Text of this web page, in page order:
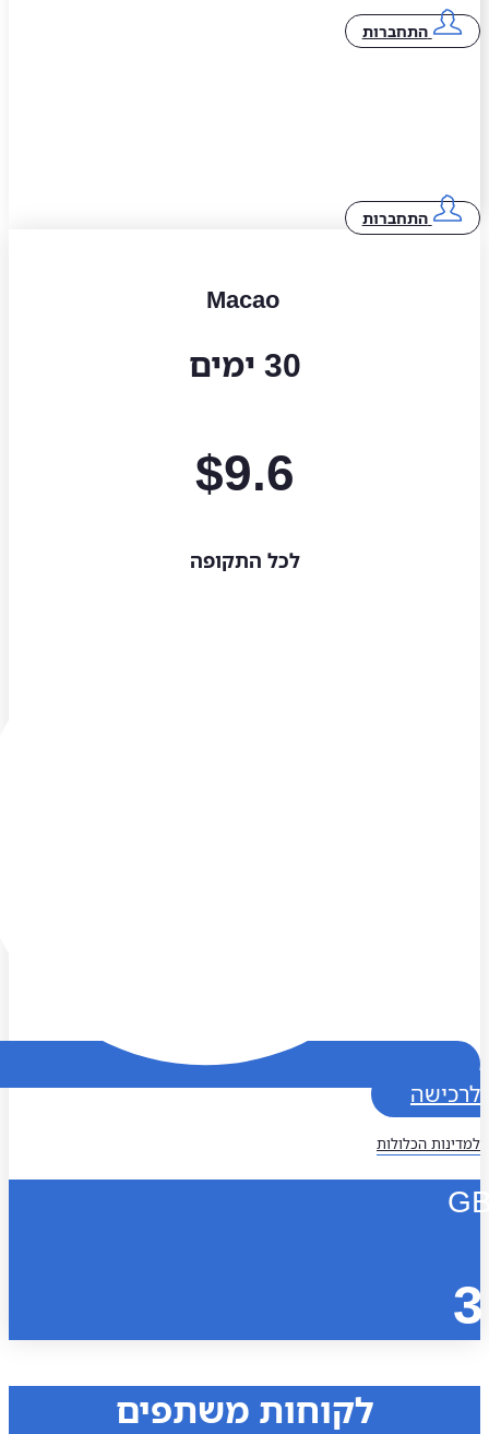
התחברות
התחברות
Macao
30 ימים
$9.6
לכל התקופה
הכלולות
לקוחות משתפים